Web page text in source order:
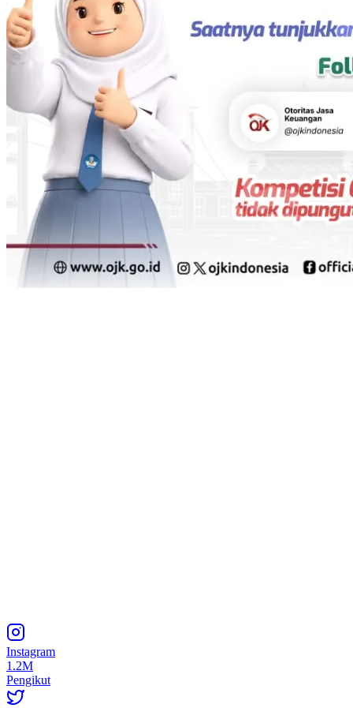
Instagram
1.2M
Pengikut